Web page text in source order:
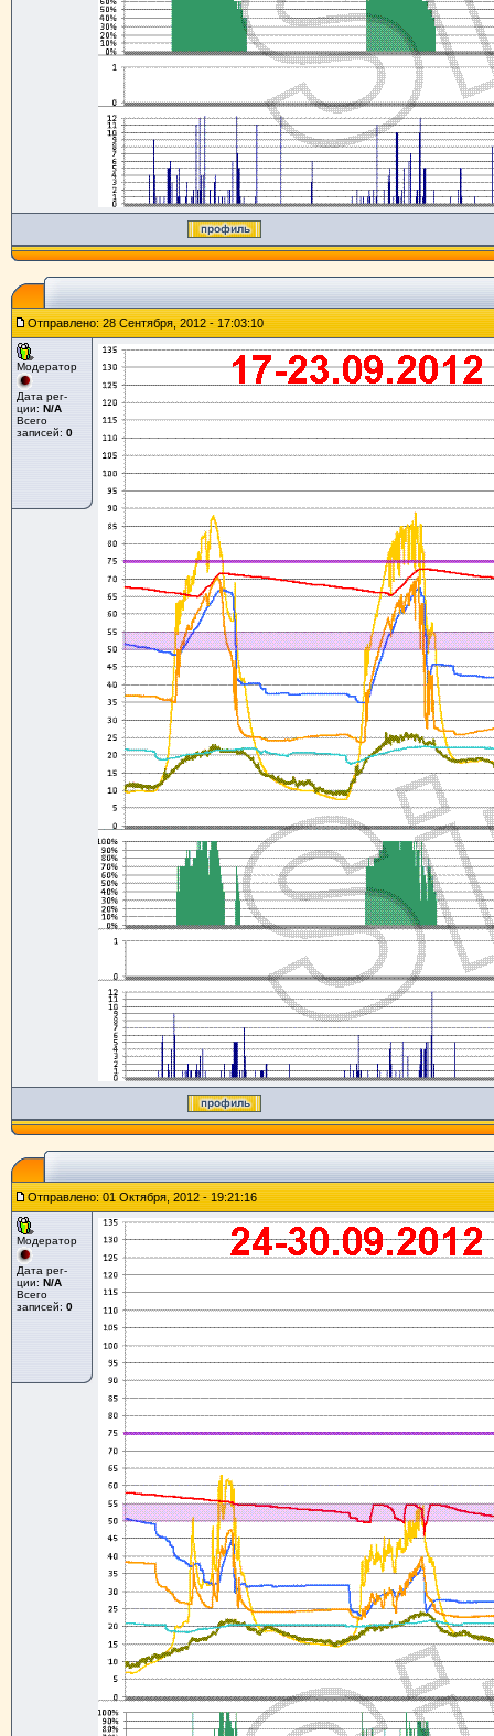
Отправлено: 28 Сентября, 2012 - 17:03:10
Модератор
Дата рег-
ции: N/A
Всего
записей: 0
Отправлено: 01 Октября, 2012 - 19:21:16
Модератор
Дата рег-
ции: N/A
Всего
записей: 0